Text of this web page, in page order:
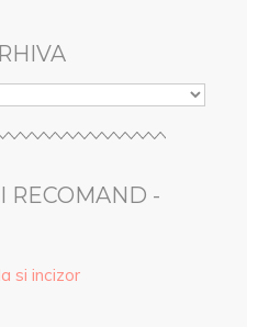
RECOMAND -
si incizor